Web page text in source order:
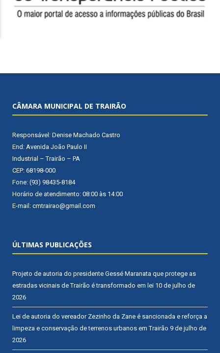
CÂMARA MUNICIPAL DE TRAIRÃO
Responsável: Denise Machado Castro
End: Avenida João Paulo II
Industrial – Trairão – PA
CEP: 68198-000
Fone: (93) 98435-8184
Horário de atendimento: 08:00 às 14:00
E-mail: cmtrairao@gmail.com
ÚLTIMAS PUBLICAÇÕES
Projeto de autoria do presidente Gessé Maranata que protege as
estradas vicinais de Trairão é transformado em lei 10 de julho de
2026
Lei de autoria do vereador Zezinho da Zane é sancionada e reforça a
limpeza e conservação de terrenos urbanos em Trairão 9 de julho de
2026